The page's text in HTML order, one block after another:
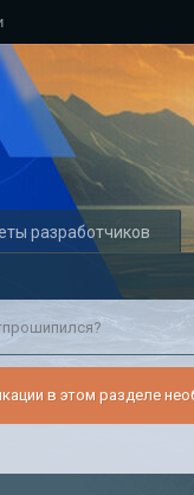
разработчиков
в этом разделе